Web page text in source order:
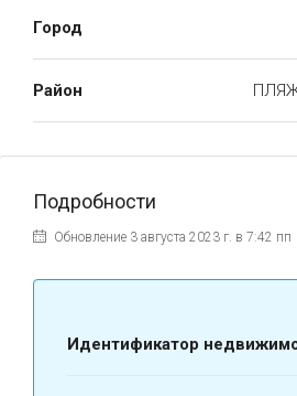
Город
Район
Подробности
Обновление 3 августа 2023 г. в 7:42 пп
Идентификатор